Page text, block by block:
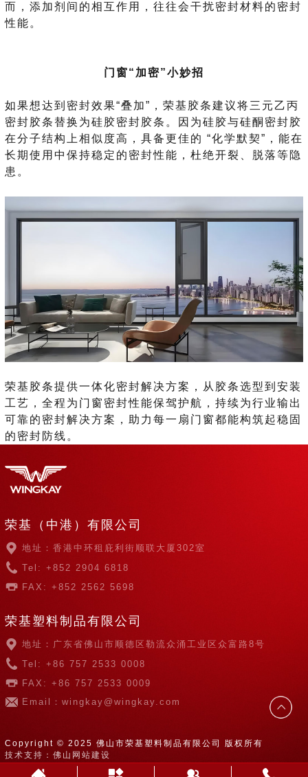
而，添加剂间的相互作用，往往会干扰密封材料的密封
性能。
门窗“加密”小妙招
如果想达到密封效果“叠加”，荣基胶条建议将三元乙丙
密封胶条替换为硅胶密封胶条。因为硅胶与硅酮密封胶
在分子结构上相似度高，具备更佳的 “化学默契”，能在
长期使用中保持稳定的密封性能，杜绝开裂、脱落等隐
患。
荣基胶条提供一体化密封解决方案，从胶条选型到安装
工艺，全程为门窗密封性能保驾护航，持续为行业输出
可靠的密封解决方案，助力每一扇门窗都能构筑起稳固
的密封防线。
荣基（中港）有限公司
地址：香港中环租庇利街顺联大厦302室
Tel: +852 2904 6818
FAX: +852 2562 5698
荣基塑料制品有限公司
地址：广东省佛山市顺德区勒流众涌工业区众富路8号
Tel: +86 757 2533 0008
FAX: +86 757 2533 0009
Email：wingkay@wingkay.com
Copyright © 2025 佛山市荣基塑料制品有限公司 版权所有
技术支持：佛山网站建设